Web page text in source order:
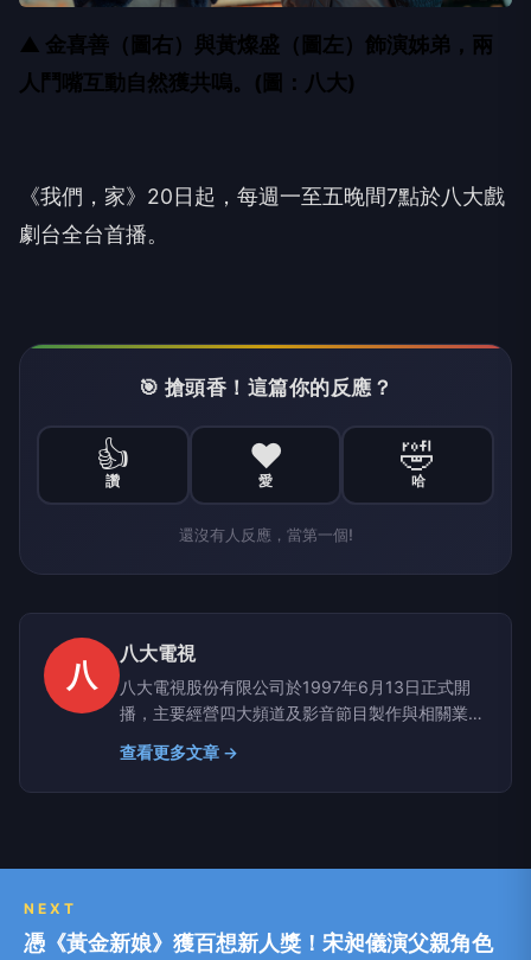
▲ 金喜善（圖右）與黃燦盛（圖左）飾演姊弟，兩
人鬥嘴互動自然獲共嗚。(圖：八大)
《我們，家》 20日起，每週一至五晚間7點於八大戲
劇台全台首播。
🎯 搶頭香！這篇你的反應？
👍
讚
❤️
愛
🤣
哈
還沒有人反應，當第一個!
八
八大電視
八大電視股份有限公司於1997年6月13日正式開
播，主要經營四大頻道及影音節目製作與相關業
務。榮耀與肯定：1.最優秀的娛樂新聞節目！2.第
十一屆新聞局-兩岸新聞報導獎；3.卓越新聞-新聞
採訪報導獎；4.Yahoo!奇摩-第二屆理想新聞媒體
金會-屢年獲得最優良節目
查看更多文章 →
NEXT
憑《黃金新娘》獲百想新人獎！宋昶儀演父親角色